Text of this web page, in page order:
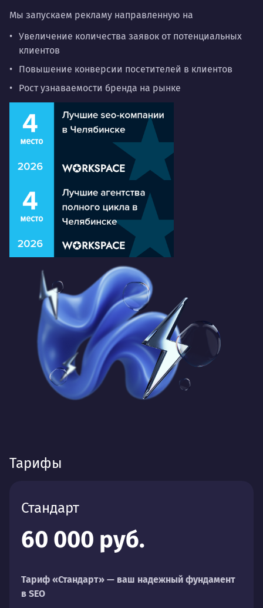
Мы запускаем рекламу направленную на
Увеличение количества заявок от потенциальных
клиентов
Повышение конверсии посетителей в клиентов
Рост узнаваемости бренда на рынке
Тарифы
Стандарт
60 000 руб.
Тариф «Стандарт» — ваш надежный фундамент
в SEO